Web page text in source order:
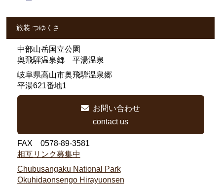
旅装 つゆくさ
中部山岳国立公園
奥飛騨温泉郷 平湯温泉
岐阜県高山市奥飛騨温泉郷
平湯621番地1
お問い合わせ
contact us
FAX 0578-89-3581
相互リンク募集中
Chubusangaku National Park
Okuhidaonsengo Hirayuonsen